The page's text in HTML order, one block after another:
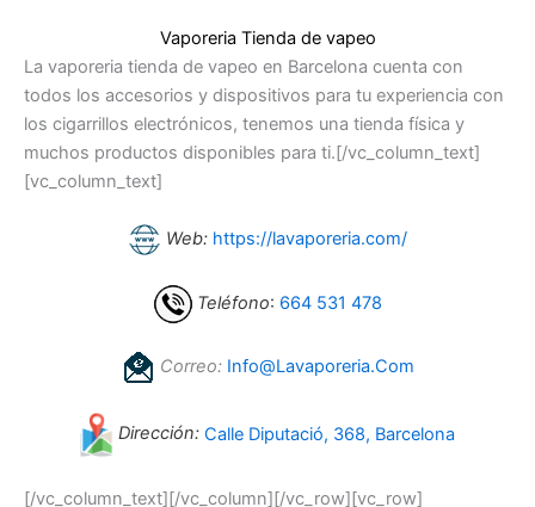
Vaporeria Tienda de vapeo
La vaporeria tienda de vapeo en Barcelona cuenta con
todos los accesorios y dispositivos para tu experiencia con
los cigarrillos electrónicos, tenemos una tienda física y
muchos productos disponibles para ti.[/vc_column_text]
[vc_column_text]
Web: https://lavaporeria.com/
Teléfono: 664 531 478
Correo: Info@Lavaporeria.Com
Dirección: Calle Diputació, 368, Barcelona
[/vc_column_text][/vc_column][/vc_row][vc_row]